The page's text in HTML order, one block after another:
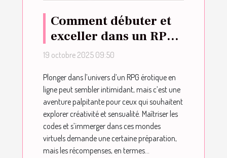
Comment débuter et
exceller dans un RPG
érotique en ligne ?
19 octobre 2025 09:50
Plonger dans l’univers d’un RPG érotique en
ligne peut sembler intimidant, mais c’est une
aventure palpitante pour ceux qui souhaitent
explorer créativité et sensualité. Maîtriser les
codes et s’immerger dans ces mondes
virtuels demande une certaine préparation,
mais les récompenses, en termes...